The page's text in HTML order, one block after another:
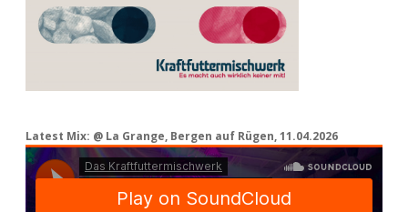
Latest Mix: @ La Grange, Bergen auf Rügen, 11.04.2026